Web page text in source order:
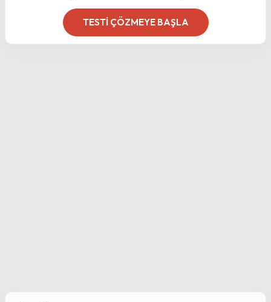
TESTI ÇÖZMEYE BAŞLA